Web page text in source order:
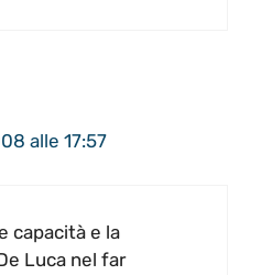
alle 17:57
capacità e la
Luca nel far